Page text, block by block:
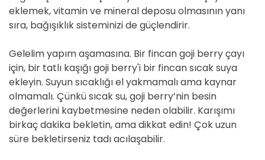
eklemek, vitamin ve mineral deposu olmasının yanı
sıra, bağışıklık sisteminizi de güçlendirir.
Gelelim yapım aşamasına. Bir fincan goji berry çayı
için, bir tatlı kaşığı goji berry'i bir fincan sıcak suya
ekleyin. Suyun sıcaklığı el yakmamalı ama kaynar
olmamalı. Çünkü sıcak su, goji berry’nin besin
değerlerini kaybetmesine neden olabilir. Karışımı
birkaç dakika bekletin, ama dikkat edin! Çok uzun
süre bekletirseniz tadı acılaşabilir.